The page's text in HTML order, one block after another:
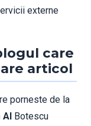
externe
care
articol
porneste de la
AI Botescu